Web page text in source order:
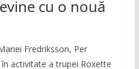
cu o nouă
Fredriksson, Per
activitate a trupei Roxette